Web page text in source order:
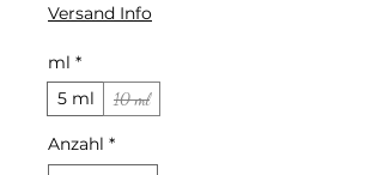
Versand Info
ml *
5 ml
10 ml
Anzahl *